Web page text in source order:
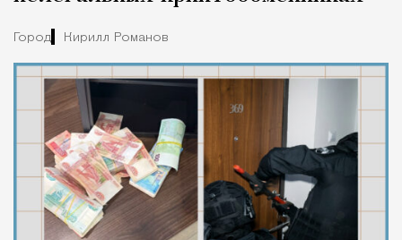
Город Кирилл Романов